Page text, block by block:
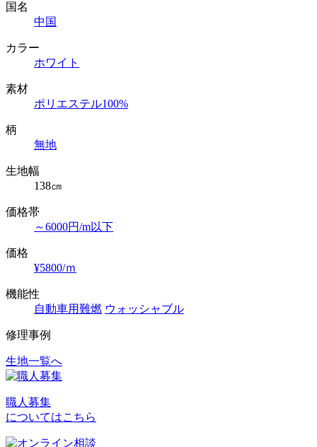
国名
中国
カラー
ホワイト
素材
ポリエステル100%
柄
無地
生地幅
138㎝
価格帯
～6000円/m以下
価格
¥5800/ｍ
機能性
自動車用難燃 ウォッシャブル
修理事例
投
ナ
ビ
生地一覧へ
職人募集
についてはこちら